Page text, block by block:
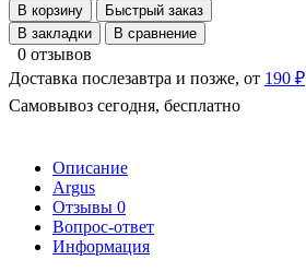
В корзину
Быстрый заказ
В закладки
В сравнение
0 отзывов
Доставка послезавтра и позже, от 190 ₽
Самовывоз сегодня, бесплатно
Описание
Argus
Отзывы 0
Вопрос-ответ
Информация